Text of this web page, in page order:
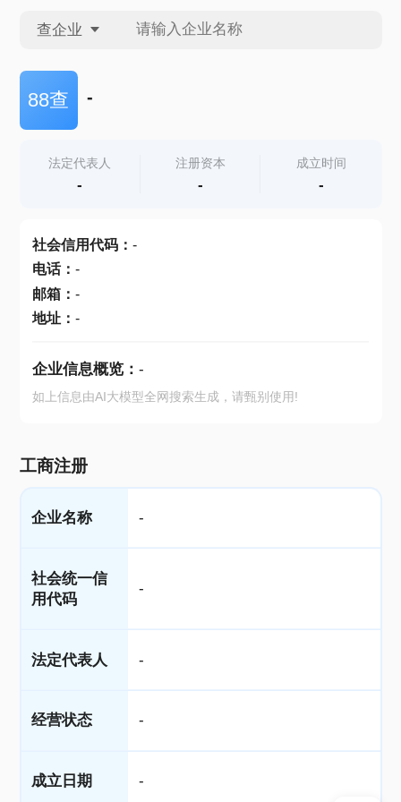
查企业
查企业
查产地
88查 -
法定代表人
-
注册资本
-
成立时间
-
社会信用代码： -
电话： -
邮箱： -
地址： -
企业信息概览： -
如上信息由AI大模型全网搜索生成，请甄别使用!
工商注册
企业名称 -
社会统一信
用代码
-
法定代表人 -
经营状态 -
成立日期 -